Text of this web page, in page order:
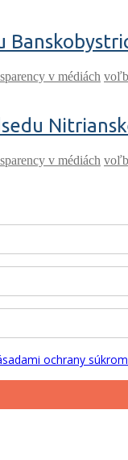
v médiách
v médiách